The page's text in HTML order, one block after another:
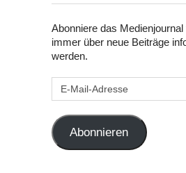
Abonniere das
immer über neue Beiträge
werden.
Mail-
Abonnieren